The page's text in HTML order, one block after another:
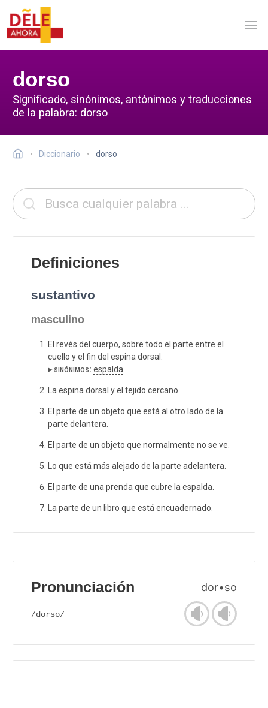
dorso
Significado, sinónimos, antónimos y traducciones
de la palabra: dorso
Diccionario dorso
Definiciones
sustantivo
masculino
El revés del cuerpo, sobre todo el parte entre el
cuello y el fin del espina dorsal.
▸ sinónimos: espalda
La espina dorsal y el tejido cercano.
El parte de un objeto que está al otro lado de la
parte delantera.
El parte de un objeto que normalmente no se ve.
Lo que está más alejado de la parte adelantera.
El parte de una prenda que cubre la espalda.
La parte de un libro que está encuadernado.
Pronunciación dor•so
/doɾso/